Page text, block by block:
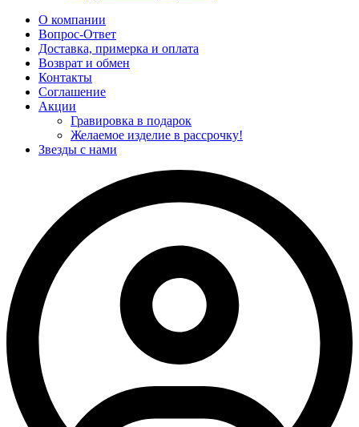
О компании
Вопрос-Ответ
Доставка, примерка и оплата
Возврат и обмен
Контакты
Соглашение
Акции
Гравировка в подарок
Желаемое изделие в рассрочку!
Звезды с нами